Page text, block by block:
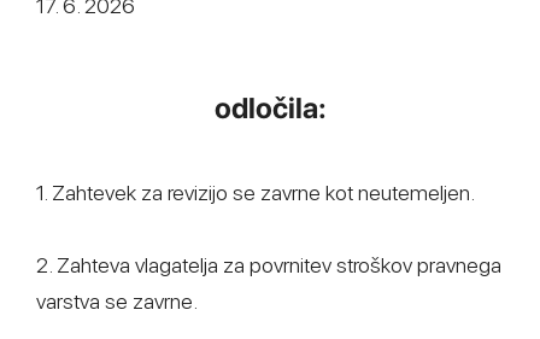
17. 6. 2026
odločila:
1. Zahtevek za revizijo se zavrne kot neutemeljen.
2. Zahteva vlagatelja za povrnitev stroškov pravnega
varstva se zavrne.